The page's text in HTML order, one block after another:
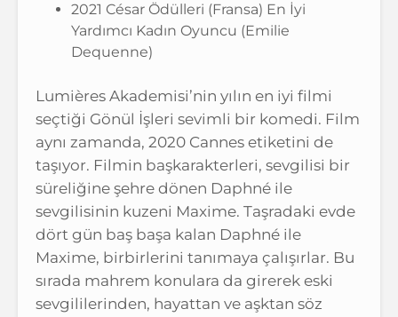
2021 César Ödülleri (Fransa) En İyi
Yardımcı Kadın Oyuncu (Emilie
Dequenne)
Lumières Akademisi’nin yılın en iyi filmi
seçtiği Gönül İşleri sevimli bir komedi. Film
aynı zamanda, 2020 Cannes etiketini de
taşıyor. Filmin başkarakterleri, sevgilisi bir
süreliğine şehre dönen Daphné ile
sevgilisinin kuzeni Maxime. Taşradaki evde
dört gün baş başa kalan Daphné ile
Maxime, birbirlerini tanımaya çalışırlar. Bu
sırada mahrem konulara da girerek eski
sevgililerinden, hayattan ve aşktan söz